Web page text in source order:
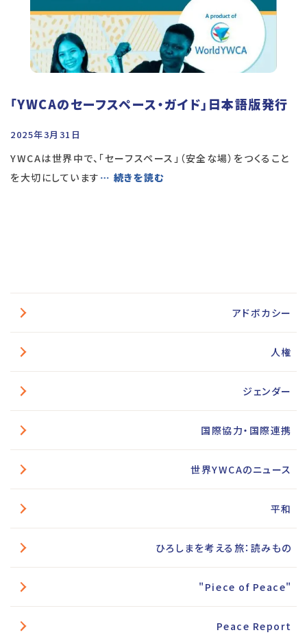
「YWCAのセーフスペース・ガイド」日本語版発行
2025年3月31日
YWCAは世界中で、「セーフスペース」（安全な場）をつくること
を大切にしています … 続きを読む
アドボカシー
人権
ジェンダー
国際協力・国際連携
世界YWCAのニュース
平和
ひろしまを考える旅：読みもの
"Piece of Peace"
Peace Report